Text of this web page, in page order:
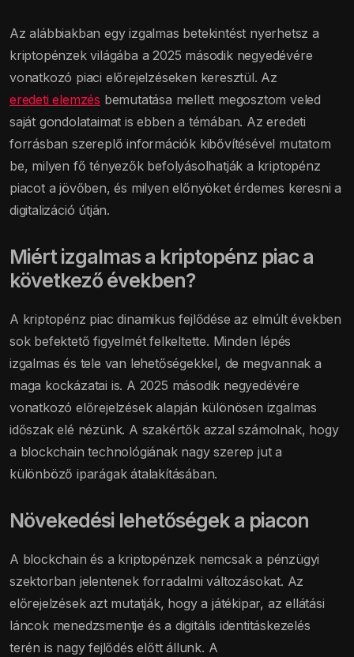
Az alábbiakban egy izgalmas betekintést nyerhetsz a
kriptopénzek világába a 2025 második negyedévére
vonatkozó piaci előrejelzéseken keresztül. Az
eredeti elemzés bemutatása mellett megosztom veled
saját gondolataimat is ebben a témában. Az eredeti
forrásban szereplő információk kibővítésével mutatom
be, milyen fő tényezők befolyásolhatják a kriptopénz
piacot a jövőben, és milyen előnyöket érdemes keresni a
digitalizáció útján.
Miért izgalmas a kriptopénz piac a
következő években?
A kriptopénz piac dinamikus fejlődése az elmúlt években
sok befektető figyelmét felkeltette. Minden lépés
izgalmas és tele van lehetőségekkel, de megvannak a
maga kockázatai is. A 2025 második negyedévére
vonatkozó előrejelzések alapján különösen izgalmas
időszak elé nézünk. A szakértők azzal számolnak, hogy
a blockchain technológiának nagy szerep jut a
különböző iparágak átalakításában.
Növekedési lehetőségek a piacon
A blockchain és a kriptopénzek nemcsak a pénzügyi
szektorban jelentenek forradalmi változásokat. Az
előrejelzések azt mutatják, hogy a játékipar, az ellátási
láncok menedzsmentje és a digitális identitáskezelés
terén is nagy fejlődés előtt állunk. A